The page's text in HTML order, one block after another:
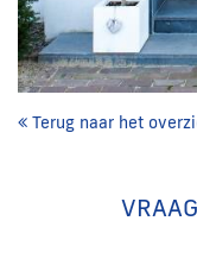
Terug naar het